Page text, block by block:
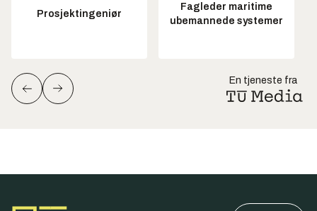
Prosjektingeniør
Fagleder maritime
ubemannede systemer
En tjeneste fra